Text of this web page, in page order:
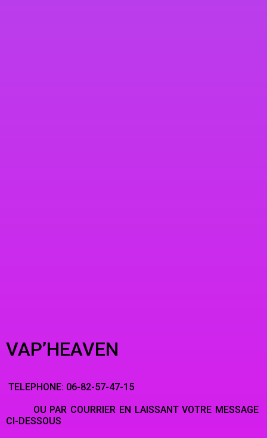
VAP’HEAVEN
TELEPHONE: 06-82-57-47-15
OU PAR COURRIER EN LAISSANT VOTRE MESSAGE
CI-DESSOUS